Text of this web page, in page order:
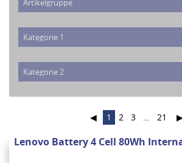
◀ 1 2 3 … 21
Lenovo Battery 4 Cell 80Wh